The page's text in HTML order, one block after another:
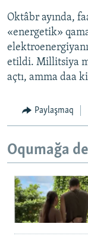
Oktâbr ayında,
«energetik»
etildi. Millitsiya
açtı, amma daa
Paylaşmaq
Oqumağa